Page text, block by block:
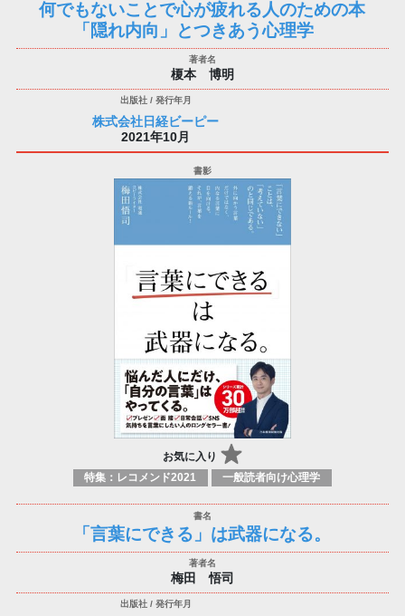
何でもないことで心が疲れる人のための本
「隠れ内向」とつきあう心理学
榎本 博明
株式会社日経ビーピー
2021年10月
お気に入り
特集：レコメンド2021 一般読者向け心理学
「言葉にできる」は武器になる。
梅田 悟司